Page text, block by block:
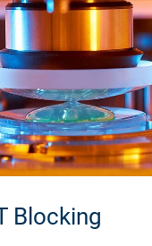
Blocking